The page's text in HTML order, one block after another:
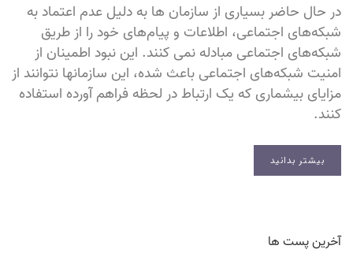
در حال حاضر بسیاری از سازمان ها به دلیل عدم اعتماد به
شبکه‌های اجتماعی، اطلاعات و پیام‌های خود را از طریق
شبکه‌های اجتماعی مبادله نمی کنند. این نبود اطمینان از
امنیت شبکه‌های اجتماعی باعث شده، این سازمانها نتوانند از
مزایای بیشماری که یک ارتباط در لحظه فراهم آورده استفاده
کنند.
بیشتر بدانید
آخرین پست ها